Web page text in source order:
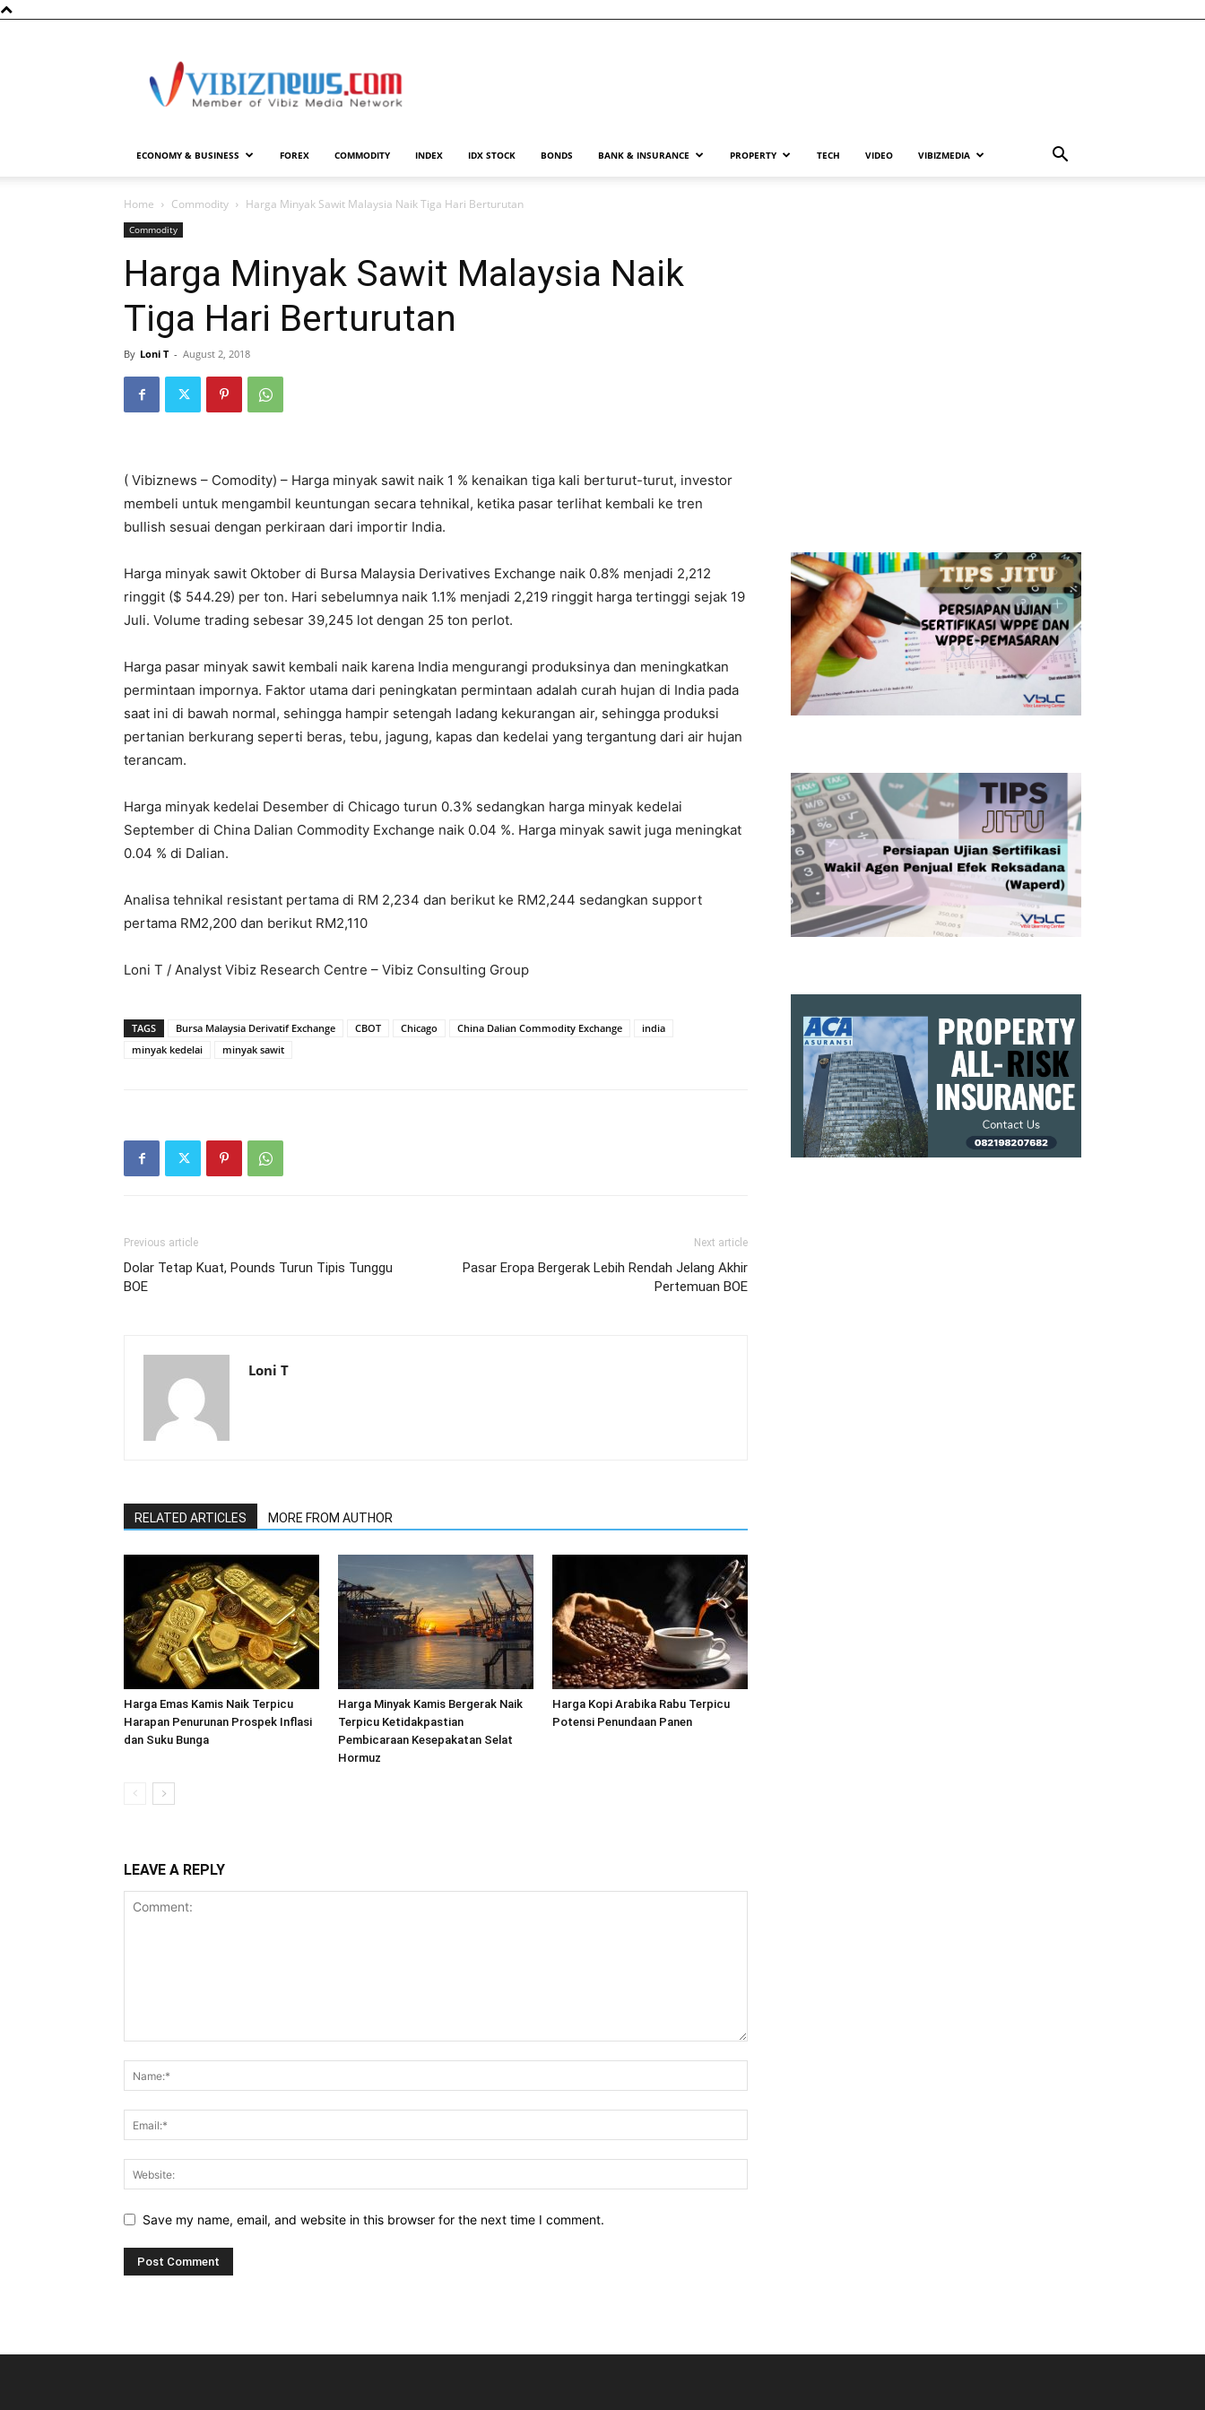
ECONOMY & BUSINESS FOREX COMMODITY INDEX IDX STOCK BONDS BANK & INSURANCE PROPERTY TECH VIDEO VIBIZMEDIA
Home Commodity Harga Minyak Sawit Malaysia Naik Tiga Hari Berturutan
Commodity
Harga Minyak Sawit Malaysia Naik
Tiga Hari Berturutan
By Loni T - August 2, 2018
( Vibiznews – Comodity) – Harga minyak sawit naik 1 % kenaikan tiga kali berturut-turut, investor
membeli untuk mengambil keuntungan secara tehnikal, ketika pasar terlihat kembali ke tren
bullish sesuai dengan perkiraan dari importir India.
Harga minyak sawit Oktober di Bursa Malaysia Derivatives Exchange naik 0.8% menjadi 2,212
ringgit ($ 544.29) per ton. Hari sebelumnya naik 1.1% menjadi 2,219 ringgit harga tertinggi sejak 19
Juli. Volume trading sebesar 39,245 lot dengan 25 ton perlot.
Harga pasar minyak sawit kembali naik karena India mengurangi produksinya dan meningkatkan
permintaan impornya. Faktor utama dari peningkatan permintaan adalah curah hujan di India pada
saat ini di bawah normal, sehingga hampir setengah ladang kekurangan air, sehingga produksi
pertanian berkurang seperti beras, tebu, jagung, kapas dan kedelai yang tergantung dari air hujan
terancam.
Harga minyak kedelai Desember di Chicago turun 0.3% sedangkan harga minyak kedelai
September di China Dalian Commodity Exchange naik 0.04 %. Harga minyak sawit juga meningkat
0.04 % di Dalian.
Analisa tehnikal resistant pertama di RM 2,234 dan berikut ke RM2,244 sedangkan support
pertama RM2,200 dan berikut RM2,110
Loni T / Analyst Vibiz Research Centre – Vibiz Consulting Group
TAGS Bursa Malaysia Derivatif Exchange CBOT Chicago China Dalian Commodity Exchange
india
minyak kedelai
minyak sawit
Previous article
Dolar Tetap Kuat, Pounds Turun Tipis Tunggu
BOE
Next article
Pasar Eropa Bergerak Lebih Rendah Jelang Akhir
Pertemuan BOE
Loni T
RELATED ARTICLES MORE FROM AUTHOR
Harga Emas Kamis Naik Terpicu
Harapan Penurunan Prospek Inflasi
dan Suku Bunga
Harga Minyak Kamis Bergerak Naik
Terpicu Ketidakpastian
Pembicaraan Kesepakatan Selat
Hormuz
Harga Kopi Arabika Rabu Terpicu
Potensi Penundaan Panen
LEAVE A REPLY
Save my name, email, and website in this browser for the next time I comment.